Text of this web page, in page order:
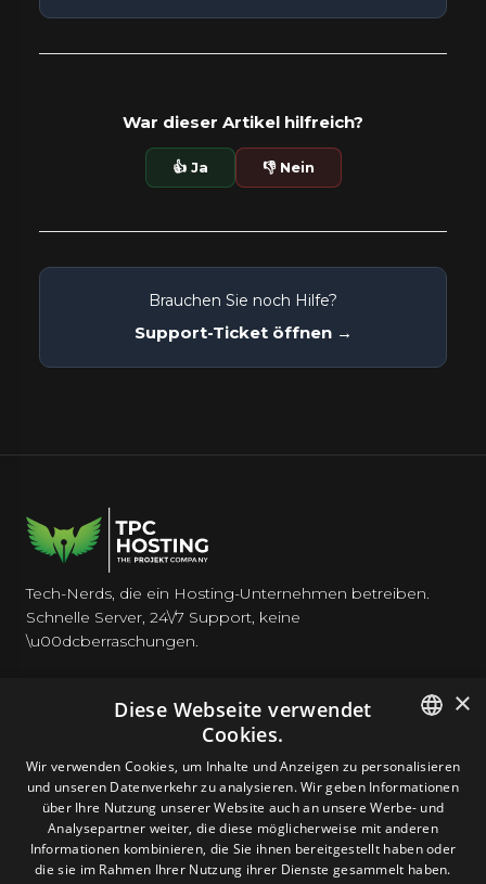
War dieser Artikel hilfreich?
👍 Ja 👎 Nein
Brauchen Sie noch Hilfe?
Support-Ticket öffnen →
Tech-Nerds, die ein Hosting-Unternehmen betreiben.
Schnelle Server, 24\/7 Support, keine
\u00dcberraschungen.
HOSTING
DOMAINS & E-MAIL
TOOLS & SICHERHEIT
ENGLISH
ROMANIAN
×
Diese Webseite verwendet
Cookies.
Wir verwenden Cookies, um Inhalte und Anzeigen zu personalisieren
und unseren Datenverkehr zu analysieren. Wir geben Informationen
über Ihre Nutzung unserer Website auch an unsere Werbe- und
Analysepartner weiter, die diese möglicherweise mit anderen
Informationen kombinieren, die Sie ihnen bereitgestellt haben oder
die sie im Rahmen Ihrer Nutzung ihrer Dienste gesammelt haben.